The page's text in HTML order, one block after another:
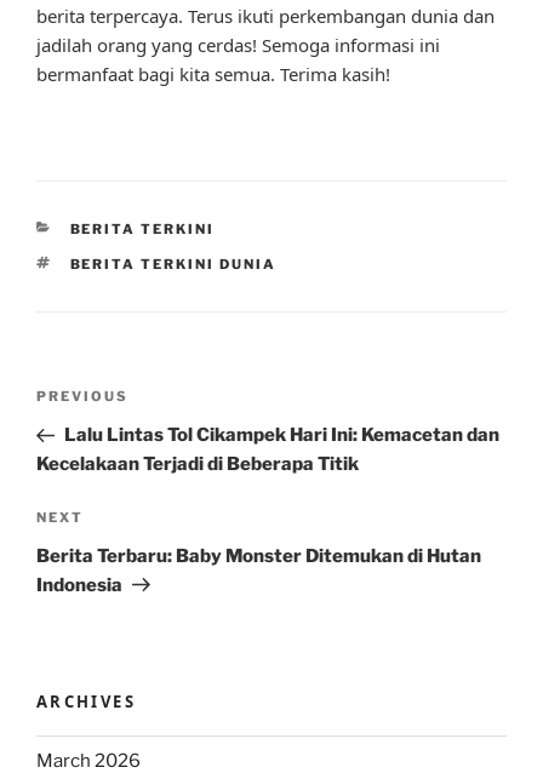
berita terpercaya. Terus ikuti perkembangan dunia dan
jadilah orang yang cerdas! Semoga informasi ini
bermanfaat bagi kita semua. Terima kasih!
CATEGORIES
BERITA TERKINI
TAGS
BERITA TERKINI DUNIA
Previous
Post
PREVIOUS
Lalu Lintas Tol Cikampek Hari Ini: Kemacetan dan
Kecelakaan Terjadi di Beberapa Titik
Next
Post
NEXT
Berita Terbaru: Baby Monster Ditemukan di Hutan
Indonesia
ARCHIVES
March 2026